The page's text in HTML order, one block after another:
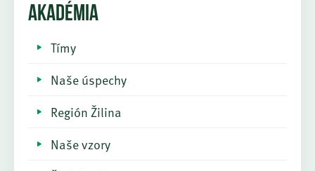
AKADÉMIA
Tímy
Naše úspechy
Región Žilina
Naše vzory